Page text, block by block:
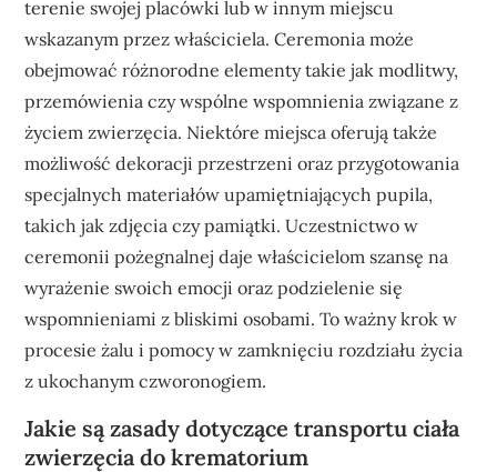
terenie swojej placówki lub w innym miejscu
wskazanym przez właściciela. Ceremonia może
obejmować różnorodne elementy takie jak modlitwy,
przemówienia czy wspólne wspomnienia związane z
życiem zwierzęcia. Niektóre miejsca oferują także
możliwość dekoracji przestrzeni oraz przygotowania
specjalnych materiałów upamiętniających pupila,
takich jak zdjęcia czy pamiątki. Uczestnictwo w
ceremonii pożegnalnej daje właścicielom szansę na
wyrażenie swoich emocji oraz podzielenie się
wspomnieniami z bliskimi osobami. To ważny krok w
procesie żalu i pomocy w zamknięciu rozdziału życia
z ukochanym czworonogiem.
Jakie są zasady dotyczące transportu ciała
zwierzęcia do krematorium